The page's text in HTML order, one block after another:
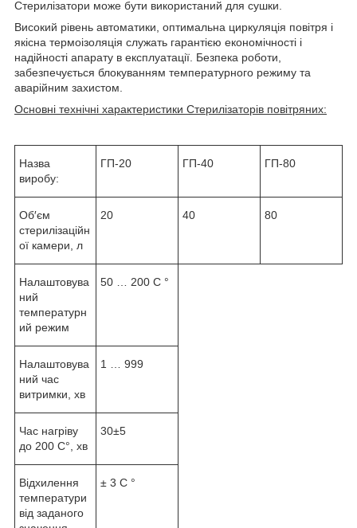
Стерилізатори може бути використаний для сушки.
Високий рівень автоматики, оптимальна циркуляція повітря і
якісна термоізоляція служать гарантією економічності і
надійності апарату в експлуатації. Безпека роботи,
забезпечується блокуванням температурного режиму та
аварійним захистом.
Основні технічні характеристики Стерилізаторів повітряних:
Назва
виробу:
ГП-20 ГП-40 ГП-80
Об′єм
стерилізаційн
ої камери, л
20 40 80
Налаштовува
ний
температурн
ий режим
50 … 200 С °
Налаштовува
ний час
витримки, хв
1 … 999
Час нагріву
до 200 С°, хв
30±5
Відхилення
температури
від заданого
± 3 С °